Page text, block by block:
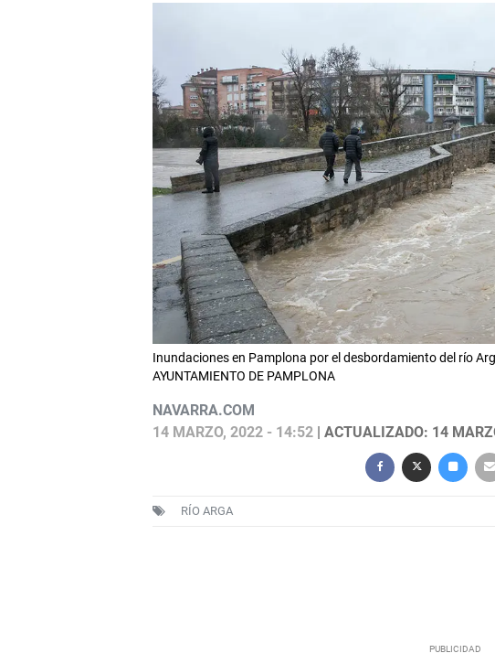
Inundaciones en Pamplona por el desbordamiento del río
AYUNTAMIENTO DE PAMPLONA
NAVARRA.COM
14 MARZO, 2022 - 14:52| ACTUALIZADO: 14
RÍO ARGA